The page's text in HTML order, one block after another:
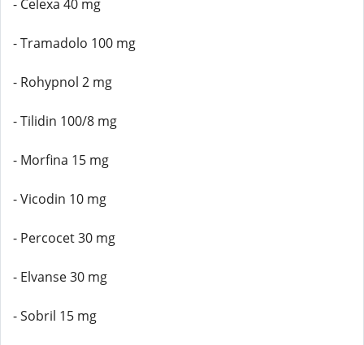
- Celexa 40 mg
- Tramadolo 100 mg
- Rohypnol 2 mg
- Tilidin 100/8 mg
- Morfina 15 mg
- Vicodin 10 mg
- Percocet 30 mg
- Elvanse 30 mg
- Sobril 15 mg